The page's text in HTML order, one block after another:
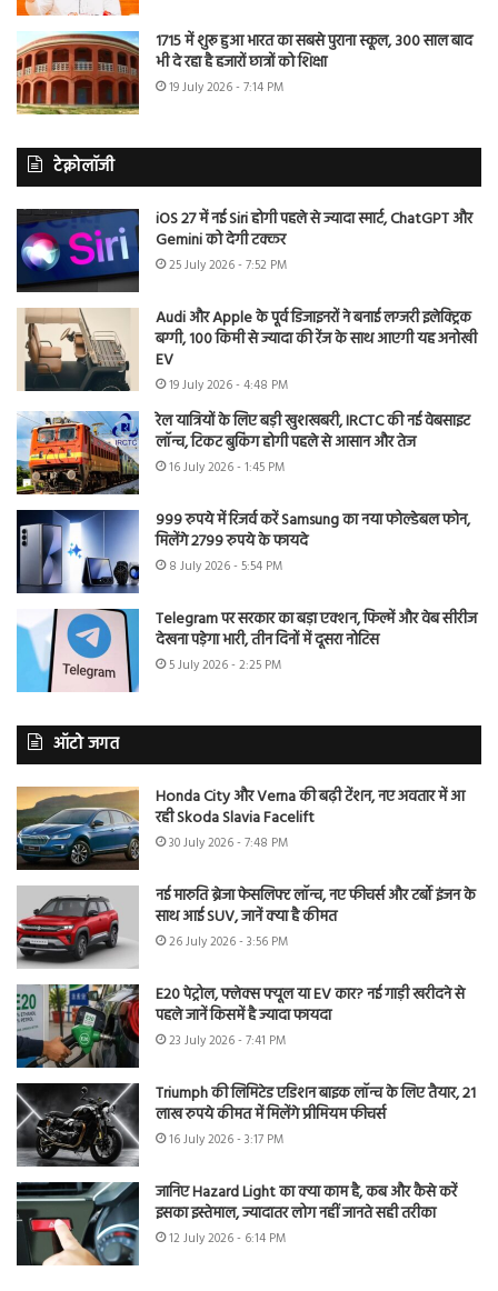
1715 में शुरू हुआ भारत का सबसे पुराना स्कूल, 300 साल बाद
भी दे रहा है हजारों छात्रों को शिक्षा
19 July 2026 - 7:14 PM
टेक्नोलॉजी
iOS 27 में नई Siri होगी पहले से ज्यादा स्मार्ट, ChatGPT और
Gemini को देगी टक्कर
25 July 2026 - 7:52 PM
Audi और Apple के पूर्व डिजाइनरों ने बनाई लग्जरी इलेक्ट्रिक
बग्गी, 100 किमी से ज्यादा की रेंज के साथ आएगी यह अनोखी
EV
19 July 2026 - 4:48 PM
रेल यात्रियों के लिए बड़ी खुशखबरी, IRCTC की नई वेबसाइट
लॉन्च, टिकट बुकिंग होगी पहले से आसान और तेज
16 July 2026 - 1:45 PM
999 रुपये में रिजर्व करें Samsung का नया फोल्डेबल फोन,
मिलेंगे 2799 रुपये के फायदे
8 July 2026 - 5:54 PM
Telegram पर सरकार का बड़ा एक्शन, फिल्में और वेब सीरीज
देखना पड़ेगा भारी, तीन दिनों में दूसरा नोटिस
5 July 2026 - 2:25 PM
ऑटो जगत
Honda City और Verna की बढ़ी टेंशन, नए अवतार में आ
रही Skoda Slavia Facelift
30 July 2026 - 7:48 PM
नई मारुति ब्रेजा फेसलिफ्ट लॉन्च, नए फीचर्स और टर्बो इंजन के
साथ आई SUV, जानें क्या है कीमत
26 July 2026 - 3:56 PM
E20 पेट्रोल, फ्लेक्स फ्यूल या EV कार? नई गाड़ी खरीदने से
पहले जानें किसमें है ज्यादा फायदा
23 July 2026 - 7:41 PM
Triumph की लिमिटेड एडिशन बाइक लॉन्च के लिए तैयार, 21
लाख रुपये कीमत में मिलेंगे प्रीमियम फीचर्स
16 July 2026 - 3:17 PM
जानिए Hazard Light का क्या काम है, कब और कैसे करें
इसका इस्तेमाल, ज्यादातर लोग नहीं जानते सही तरीका
12 July 2026 - 6:14 PM